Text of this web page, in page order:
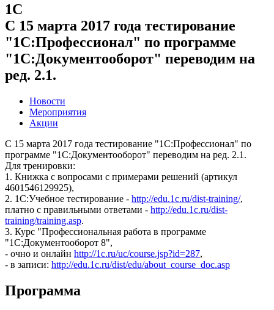
1С
С 15 марта 2017 года тестирование
"1С:Профессионал" по программе
"1С:Документооборот" переводим на
ред. 2.1.
Новости
Мероприятия
Акции
С 15 марта 2017 года тестирование "1С:Профессионал" по
программе "1С:Документооборот" переводим на ред. 2.1.
Для тренировки:
1. Книжка с вопросами с примерами решений (артикул
4601546129925),
2. 1С:Учебное тестирование - http://edu.1c.ru/dist-training/,
платно с правильными ответами - http://edu.1c.ru/dist-
training/training.asp.
3. Курс "Профессиональная работа в программе
"1С:Документооборот 8",
- очно и онлайн http://1c.ru/uc/course.jsp?id=287,
- в записи: http://edu.1c.ru/dist/edu/about_course_doc.asp
Программа